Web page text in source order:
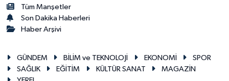
Tüm Manşetler
Son Dakika Haberleri
Haber Arşivi
GÜNDEM BİLİM ve TEKNOLOJİ EKONOMİ
SPOR
SAĞLIK
EĞİTİM KÜLTÜR SANAT
MAGAZİN